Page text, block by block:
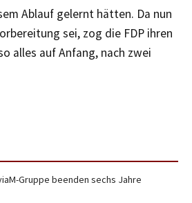
Ablauf gelernt hätten. Da nun
sei, zog die FDP ihren
alles auf Anfang, nach zwei
Gruppe beenden sechs Jahre